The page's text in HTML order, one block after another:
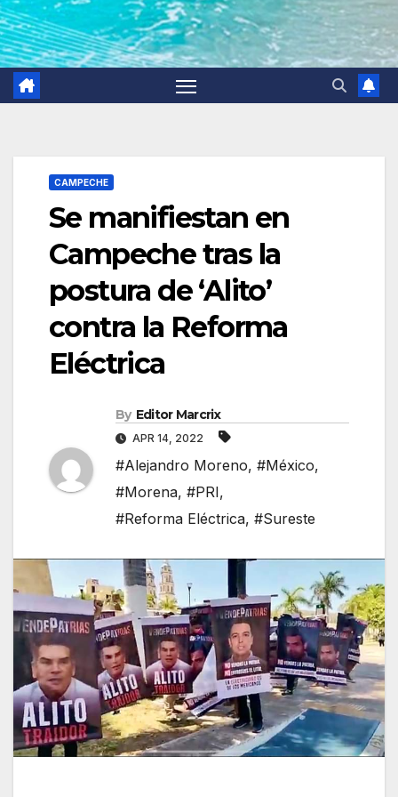
CAMPECHE
Se manifiestan en
Campeche tras la
postura de ‘Alito’
contra la Reforma
Eléctrica
By Editor Marcrix
APR 14, 2022
#Alejandro Moreno, #México,
#Morena, #PRI,
#Reforma Eléctrica, #Sureste